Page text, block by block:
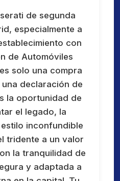
de segunda
especialmente a
con
de Automóviles
solo una compra
declaración de
la oportunidad de
el legado, la
inconfundible
tridente a un valor
la tranquilidad de
y adaptada a